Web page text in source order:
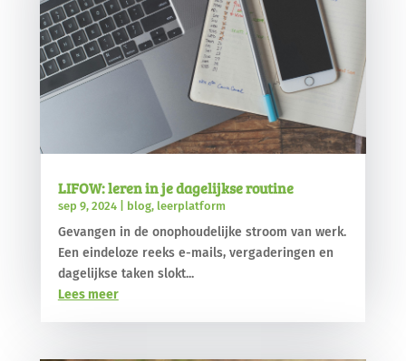
LIFOW: leren in je dagelijkse routine
sep 9, 2024| blog, leerplatform
Gevangen in de onophoudelijke stroom van werk.
Een eindeloze reeks e-mails, vergaderingen en
dagelijkse taken slokt...
Lees meer